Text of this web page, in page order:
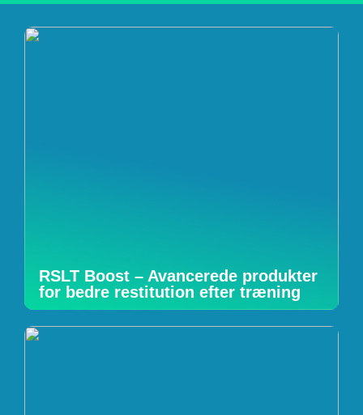
RSLT Boost – Avancerede produkter
for bedre restitution efter træning